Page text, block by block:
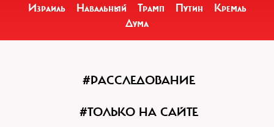
Израиль
Навальный Трамп Путин
Кремль
Дума
#РАССЛЕДОВАНИЕ
#ТОЛЬКО НА САЙТЕ